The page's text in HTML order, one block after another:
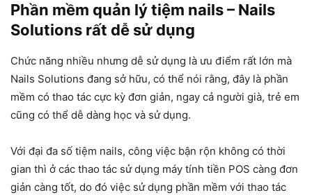
Phần mềm quản lý tiệm nails – Nails
Solutions rất dễ sử dụng
Chức năng nhiều nhưng dễ sử dụng là ưu điểm rất lớn mà
Nails Solutions đang sở hữu, có thể nói rằng, đây là phần
mềm có thao tác cực kỳ đơn giản, ngay cả người già, trẻ em
cũng có thể dễ dàng học và sử dụng.
Với đại đa số tiệm nails, công việc bận rộn không có thời
gian thì ở các thao tác sử dụng máy tính tiền POS càng đơn
giản càng tốt, do đó việc sử dụng phần mềm với thao tác